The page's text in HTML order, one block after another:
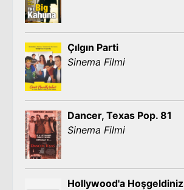
Çılgın Parti
Sinema Filmi
Dancer, Texas Pop. 81
Sinema Filmi
Hollywood'a Hoşgeldiniz